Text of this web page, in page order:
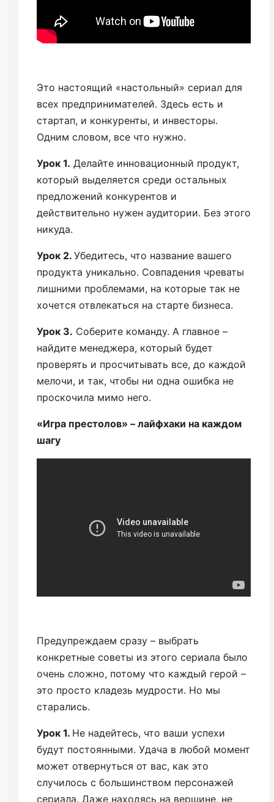
Это настоящий «настольный» сериал для
всех предпринимателей. Здесь есть и
стартап, и конкуренты, и инвесторы.
Одним словом, все что нужно.
Урок 1. Делайте инновационный продукт,
который выделяется среди остальных
предложений конкурентов и
действительно нужен аудитории. Без этого
никуда.
Урок 2. Убедитесь, что название вашего
продукта уникально. Совпадения чреваты
лишними проблемами, на которые так не
хочется отвлекаться на старте бизнеса.
Урок 3. Соберите команду. А главное –
найдите менеджера, который будет
проверять и просчитывать все, до каждой
мелочи, и так, чтобы ни одна ошибка не
проскочила мимо него.
«Игра престолов» – лайфхаки на каждом
шагу
Предупреждаем сразу – выбрать
конкретные советы из этого сериала было
очень сложно, потому что каждый герой –
это просто кладезь мудрости. Но мы
старались.
Урок 1. Не надейтесь, что ваши успехи
будут постоянными. Удача в любой момент
может отвернуться от вас, как это
случилось с большинством персонажей
сериала. Даже находясь на вершине, не